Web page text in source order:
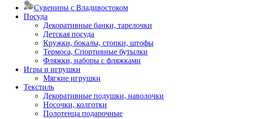
Сувениры с Владивостоком
Посуда
Декоративные банки, тарелочки
Детская посуда
Кружки, бокалы, стопки, штофы
Термоса, Спортивные бутылки
Фляжки, наборы с фляжками
Игры и игрушки
Мягкие игрушки
Текстиль
Декоративные подушки, наволочки
Носочки, колготки
Полотенца подарочные